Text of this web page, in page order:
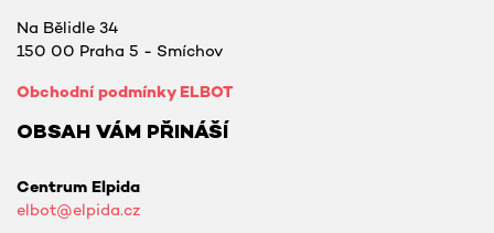
Na Bělidle 34
150 00 Praha 5 - Smíchov
Obchodní podmínky ELBOT
OBSAH VÁM PŘINÁŠÍ
Centrum Elpida
elbot@elpida.cz